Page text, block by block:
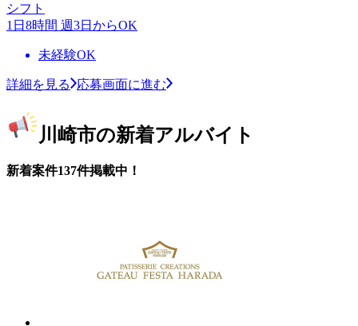
シフト
1日8時間 週3日からOK
未経験OK
詳細を見る 応募画面に進む
川崎市の新着アルバイト
新着案件137件掲載中！